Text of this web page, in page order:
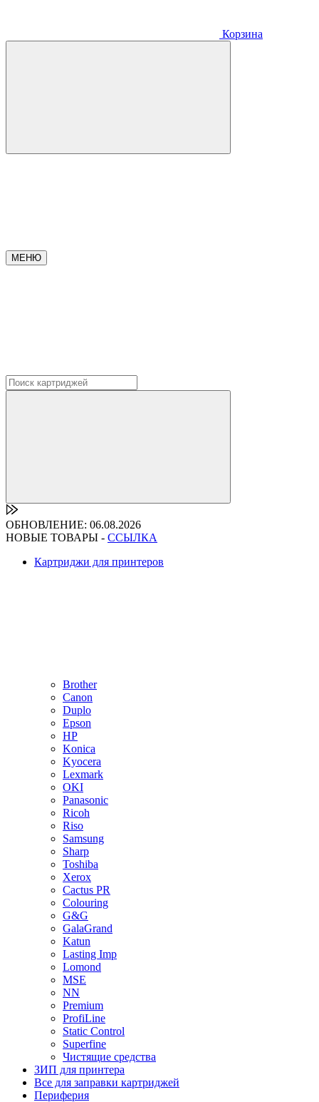
Корзина
МЕНЮ
ОБНОВЛЕНИЕ: 06.08.2026
НОВЫЕ ТОВАРЫ - ССЫЛКА
Картриджи для принтеров
Brother
Canon
Duplo
Epson
HP
Konica
Kyocera
Lexmark
OKI
Panasonic
Ricoh
Riso
Samsung
Sharp
Toshiba
Xerox
Cactus PR
Colouring
G&G
GalaGrand
Katun
Lasting Imp
Lomond
MSE
NN
Premium
ProfiLine
Static Control
Superfine
Чистящие средства
ЗИП для принтера
Все для заправки картриджей
Периферия